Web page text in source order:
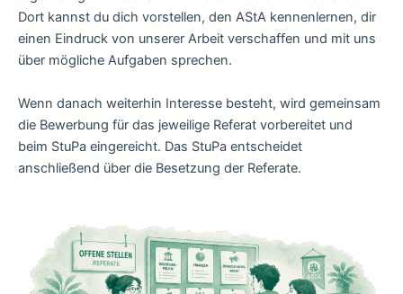
Dort kannst du dich vorstellen, den AStA kennenlernen, dir
einen Eindruck von unserer Arbeit verschaffen und mit uns
über mögliche Aufgaben sprechen.
Wenn danach weiterhin Interesse besteht, wird gemeinsam
die Bewerbung für das jeweilige Referat vorbereitet und
beim StuPa eingereicht. Das StuPa entscheidet
anschließend über die Besetzung der Referate.